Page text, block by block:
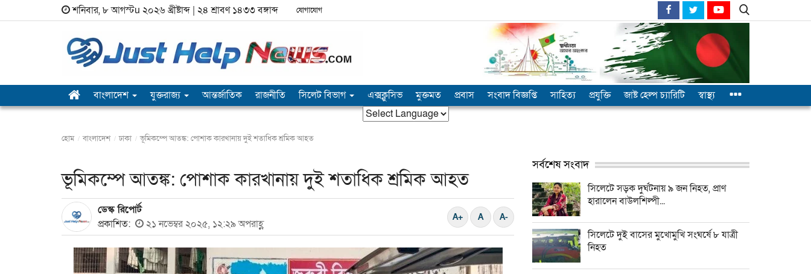
শনিবার, ৮ আগস্টu ২০২৬ খ্রীষ্টাব্দ | ২৪ শ্রাবণ ১৪৩৩ বঙ্গাব্দ যোগাযোগ
বাংলাদেশ যুক্তরাজ‍্য আন্তর্জাতিক রাজনীতি সিলেট বিভাগ এক্সক্লুসিভ মুক্তমত প্রবাস সংবাদ বিজ্ঞপ্তি সাহিত্য প্রযুক্তি জাষ্ট হেল্প চ্যারিটি স্বাস্থ্য
হোম বাংলাদেশ ঢাকা ভূমিকম্পে আতঙ্ক: পোশাক কারখানায় দুই শতাধিক শ্রমিক আহত
ভূমিকম্পে আতঙ্ক: পোশাক কারখানায় দুই শতাধিক শ্রমিক আহত
ডেস্ক রিপোর্ট
প্রকাশিত:
২১ নভেম্বর ২০২৫, ১২:২৯ অপরাহ্ণ
সর্বশেষ সংবাদ
সিলেটে সড়ক দুর্ঘটনায় ৯ জন নিহত, প্রাণ
হারালেন বাউলশিল্পী...
সিলেটে দুই বাসের মুখোমুখি সংঘর্ষে ৮ যাত্রী
নিহত